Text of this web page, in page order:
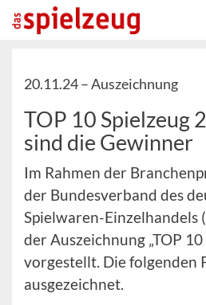
20.11.24 –Auszeichnung
TOP 10 Spielzeug
sind die Gewinner
Im Rahmen der
der Bundesverband des
Spielwaren-Einzelhandels
der Auszeichnung „TOP
vorgestellt. Die folgenden
ausgezeichnet.